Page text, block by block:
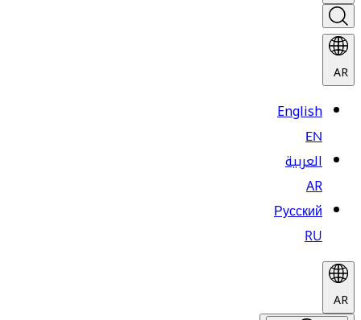
AR
English
EN
العربية
AR
Русский
RU
AR